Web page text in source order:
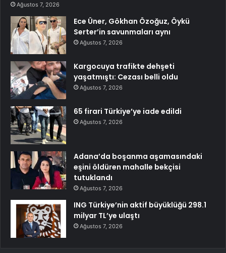
Ağustos 7, 2026
Ece Üner, Gökhan Özoğuz, Öykü
Serter’in savunmaları aynı
Ağustos 7, 2026
Kargocuya trafikte dehşeti
yaşatmıştı: Cezası belli oldu
Ağustos 7, 2026
65 firari Türkiye’ye iade edildi
Ağustos 7, 2026
Adana’da boşanma aşamasındaki
eşini öldüren mahalle bekçisi
tutuklandı
Ağustos 7, 2026
ING Türkiye’nin aktif büyüklüğü 298.1
milyar TL’ye ulaştı
Ağustos 7, 2026